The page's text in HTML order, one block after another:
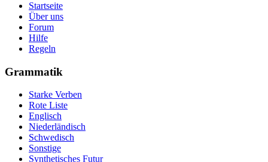
Startseite
Über uns
Forum
Hilfe
Regeln
Grammatik
Starke Verben
Rote Liste
Englisch
Niederländisch
Schwedisch
Sonstige
Synthetisches Futur